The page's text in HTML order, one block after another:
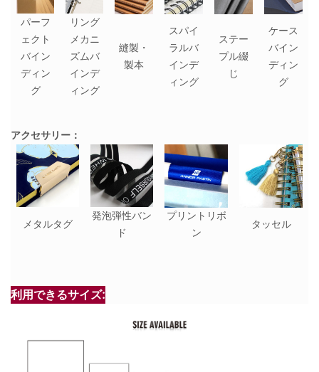
パーフ
ェクト
バイン
ディン
グ
リング
メカニ
ズムバ
インデ
ィング
縫製・
製本
スパイ
ラルバ
インデ
ィング
ステー
プル綴
じ
ケース
バイン
ディン
グ
アクセサリー：
メタルタグ
発泡弾性バン
ド
プリントリボ
ン
タッセル
利用できるサイズ: